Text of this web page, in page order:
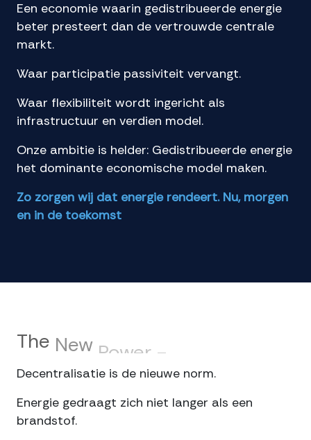
Een economie waarin gedistribueerde energie
beter presteert dan de vertrouwde centrale
markt.
Waar participatie passiviteit vervangt.
Waar flexibiliteit wordt ingericht als
infrastructuur en verdien model.
Onze ambitie is helder: Gedistribueerde energie
het dominante economische model maken.
Zo zorgen wij dat energie rendeert. Nu, morgen
en in de toekomst
The New Power Economy
Decentralisatie is de nieuwe norm.
Energie gedraagt zich niet langer als een
brandstof.